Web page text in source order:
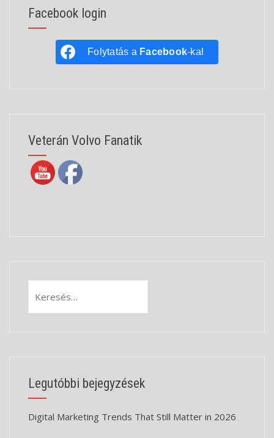
Facebook login
Folytatás a Facebook-kal
Veterán Volvo Fanatik
Legutóbbi bejegyzések
Digital Marketing Trends That Still Matter in 2026